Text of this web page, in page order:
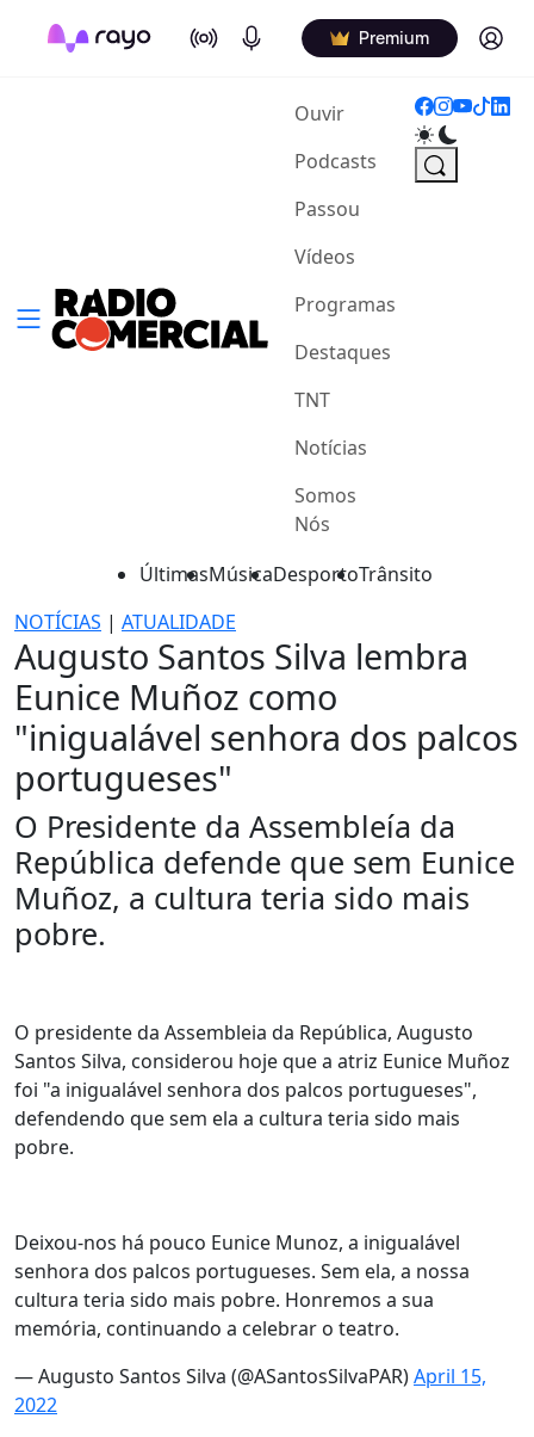
On Air Podcasts Premium Log in
Ouvir(current)
Podcasts
Passou
Vídeos
Programas
Destaques
TNT
Notícias
Somos
Nós
ÚltimasMúsicaDesportoTrânsito
NOTÍCIAS | ATUALIDADE
Augusto Santos Silva lembra
Eunice Muñoz como
"inigualável senhora dos palcos
portugueses"
O Presidente da Assembleía da
República defende que sem Eunice
Muñoz, a cultura teria sido mais
pobre.
O presidente da Assembleia da República, Augusto
Santos Silva, considerou hoje que a atriz Eunice Muñoz
foi "a inigualável senhora dos palcos portugueses",
defendendo que sem ela a cultura teria sido mais
pobre.
Deixou-nos há pouco Eunice Munoz, a inigualável
senhora dos palcos portugueses. Sem ela, a nossa
cultura teria sido mais pobre. Honremos a sua
memória, continuando a celebrar o teatro.
— Augusto Santos Silva (@ASantosSilvaPAR)April 15,
2022